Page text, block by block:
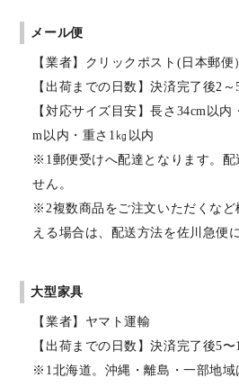
メール便
【業者】クリックポスト(日本郵便
【出荷までの日数】決済完了後2～
【対応サイズ目安】長さ34cm以
m以内・重さ1㎏以内
※1郵便受けへ配達となります。配
せん。
※2複数商品をご注文いただくなど
える場合は、配送方法を佐川急便
大型家具
【業者】ヤマト運輸
【出荷までの日数】決済完了後5〜
※1北海道。沖縄・離島・一部地域